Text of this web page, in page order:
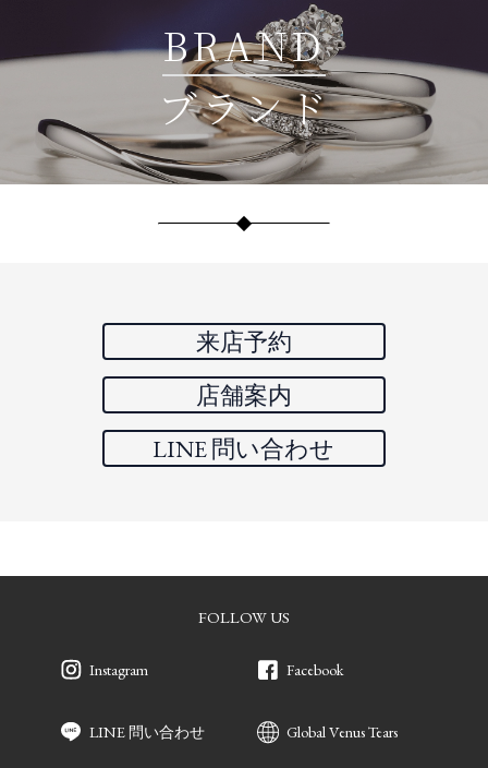
BRAND
ブランド
来店予約
店舗案内
LINE 問い合わせ
FOLLOW US
Instagram
LINE 問い合わせ
Facebook
Global Venus Tears